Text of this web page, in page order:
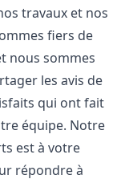
travaux et nos
fiers de
nous sommes
les avis de
qui ont fait
équipe. Notre
est à votre
répondre à